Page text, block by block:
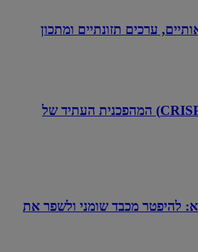
ערכים תזונתיים ומתכון
טכנולוגיית קריספר (CRISPR) המהפכנית העתיד של
להיפטר מכבד שומני ולשפר את